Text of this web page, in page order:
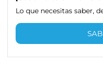
Lo que necesitas saber,